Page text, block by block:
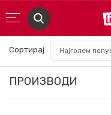
ПРОИЗВОДИ
Сортирај